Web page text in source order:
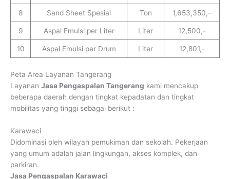
8 Sand Sheet Spesial Ton 1,653,350,-
9 Aspal Emulsi per Liter Liter 12,500,-
10 Aspal Emulsi per Drum Liter 12,801,-
Peta Area Layanan Tangerang
Layanan Jasa Pengaspalan Tangerang kami mencakup
beberapa daerah dengan tingkat kepadatan dan tingkat
mobilitas yang tinggi sebagai berikut :
Karawaci
Didominasi oleh wilayah pemukiman dan sekolah. Pekerjaan
yang umum adalah jalan lingkungan, akses komplek, dan
parkiran.
Jasa Pengaspalan Karawaci